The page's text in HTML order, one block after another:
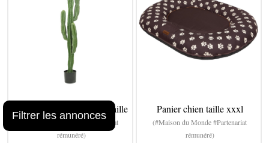
Cactus artificiel grande - taille
(#Maison du Monde #Partenariat
rémunéré)
Panier chien taille xxxl
(#Maison du Monde #Partenariat
rémunéré)
Filtrer les annonces